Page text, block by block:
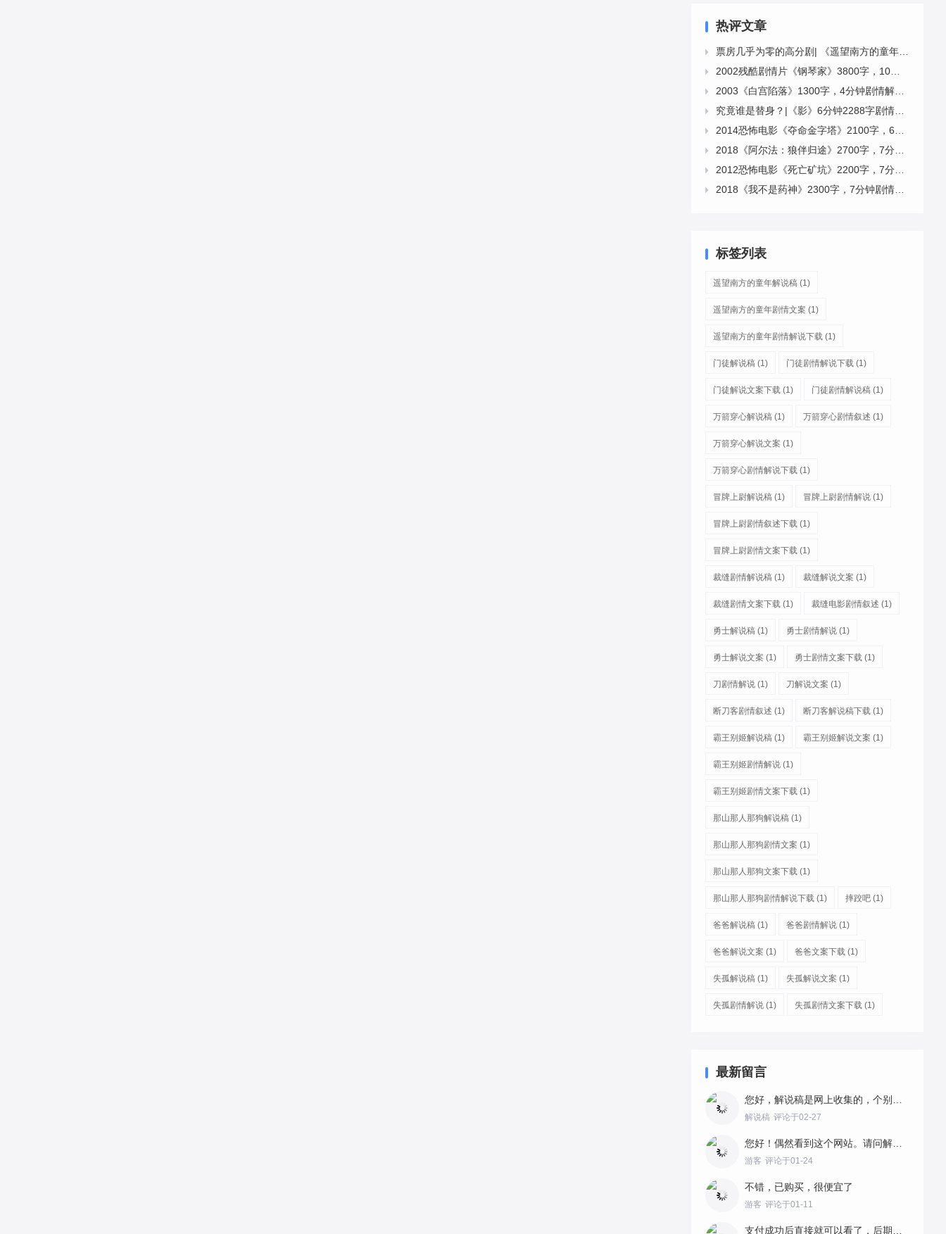
热评文章

票房几乎为零的高分剧| 《遥望南方的童年》12分钟3659字解说稿

2002残酷剧情片《钢琴家》3800字，10分钟剧情解说稿

2003《白宫陷落》1300字，4分钟剧情解说稿

究竟谁是替身？|《影》6分钟2288字剧情文案下载

2014恐怖电影《夺命金字塔》2100字，6分钟剧情解说稿

2018《阿尔法：狼伴归途》2700字，7分钟剧情解说稿

2012恐怖电影《死亡矿坑》2200字，7分钟剧情解说稿

2018《我不是药神》2300字，7分钟剧情解说稿
标签列表
遥望南方的童年解说稿 (1)
遥望南方的童年剧情文案 (1)
遥望南方的童年剧情解说下载 (1)
门徒解说稿 (1) 门徒剧情解说下载 (1)
门徒解说文案下载 (1) 门徒剧情解说稿 (1)
万箭穿心解说稿 (1) 万箭穿心剧情叙述 (1)
万箭穿心解说文案 (1)
万箭穿心剧情解说下载 (1)
冒牌上尉解说稿 (1) 冒牌上尉剧情解说 (1)
冒牌上尉剧情叙述下载 (1)
冒牌上尉剧情文案下载 (1)
裁缝剧情解说稿 (1) 裁缝解说文案 (1)
裁缝剧情文案下载 (1) 裁缝电影剧情叙述 (1)
勇士解说稿 (1) 勇士剧情解说 (1)
勇士解说文案 (1) 勇士剧情文案下载 (1)
刀剧情解说 (1) 刀解说文案 (1)
断刀客剧情叙述 (1) 断刀客解说稿下载 (1)
霸王别姬解说稿 (1) 霸王别姬解说文案 (1)
霸王别姬剧情解说 (1)
霸王别姬剧情文案下载 (1)
那山那人那狗解说稿 (1)
那山那人那狗剧情文案 (1)
那山那人那狗文案下载 (1)
那山那人那狗剧情解说下载 (1) 摔跤吧 (1)
爸爸解说稿 (1) 爸爸剧情解说 (1)
爸爸解说文案 (1) 爸爸文案下载 (1)
失孤解说稿 (1) 失孤解说文案 (1)
失孤剧情解说 (1) 失孤剧情文案下载 (1)
最新留言
您好，解说稿是网上收集的，个别语句做了梳理。故事剧情都是完整的，在内容上加上自己的解说风格最好。
解说稿 评论于02-27
您好！偶然看到这个网站。请问解说稿是不是这里自创的，使用有没有版权问题？如何购买？
游客 评论于01-24
不错，已购买，很便宜了
游客 评论于01-11
支付成功后直接就可以看了，后期也可以点购买查询